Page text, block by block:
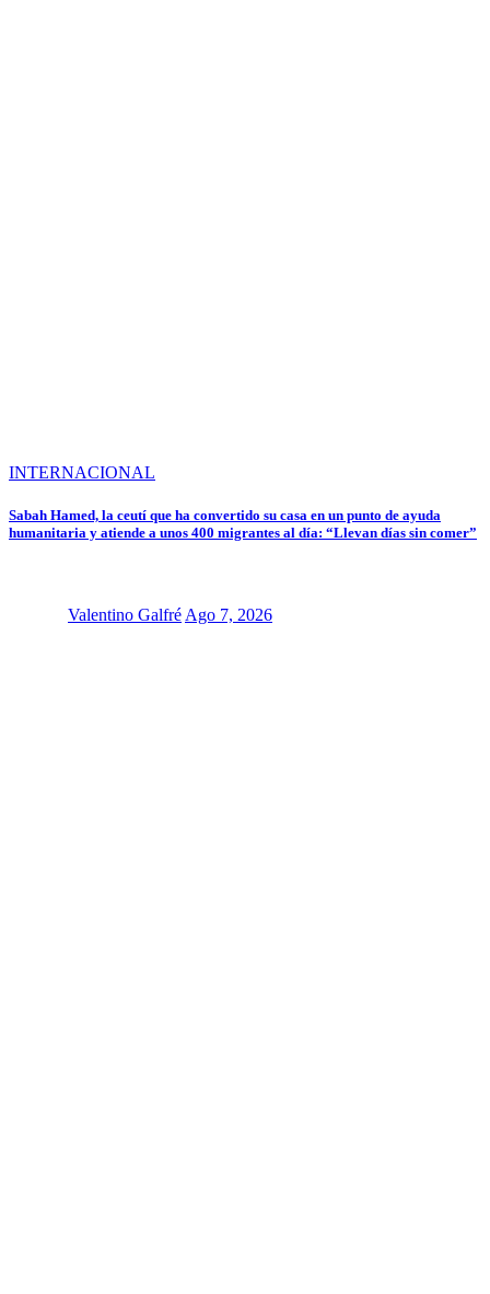
INTERNACIONAL
Sabah Hamed, la ceutí que ha convertido su casa en un punto de ayuda
humanitaria y atiende a unos 400 migrantes al día: “Llevan días sin comer”
Valentino Galfré Ago 7, 2026